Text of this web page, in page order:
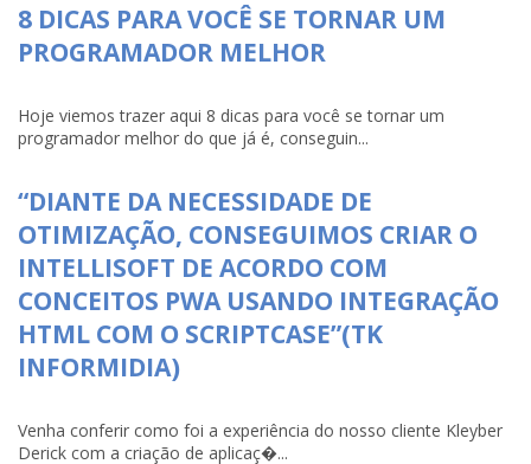
8 DICAS PARA VOCÊ SE TORNAR UM
PROGRAMADOR MELHOR
Hoje viemos trazer aqui 8 dicas para você se tornar um
programador melhor do que já é, conseguin...
“DIANTE DA NECESSIDADE DE
OTIMIZAÇÃO, CONSEGUIMOS CRIAR O
INTELLISOFT DE ACORDO COM
CONCEITOS PWA USANDO INTEGRAÇÃO
HTML COM O SCRIPTCASE”(TK
INFORMIDIA)
Venha conferir como foi a experiência do nosso cliente Kleyber
Derick com a criação de aplicaç�...